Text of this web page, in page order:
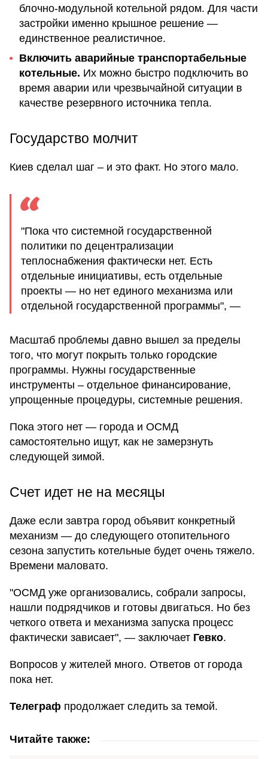
блочно-модульной котельной рядом. Для части
застройки именно крышное решение —
единственное реалистичное.
Включить аварийные транспортабельные
котельные. Их можно быстро подключить во
время аварии или чрезвычайной ситуации в
качестве резервного источника тепла.
Государство молчит
Киев сделал шаг – и это факт. Но этого мало.
"Пока что системной государственной
политики по децентрализации
теплоснабжения фактически нет. Есть
отдельные инициативы, есть отдельные
проекты — но нет единого механизма или
отдельной государственной программы", —
Масштаб проблемы давно вышел за пределы
того, что могут покрыть только городские
программы. Нужны государственные
инструменты – отдельное финансирование,
упрощенные процедуры, системные решения.
Пока этого нет — города и ОСМД
самостоятельно ищут, как не замерзнуть
следующей зимой.
Счет идет не на месяцы
Даже если завтра город объявит конкретный
механизм — до следующего отопительного
сезона запустить котельные будет очень тяжело.
Времени маловато.
"ОСМД уже организовались, собрали запросы,
нашли подрядчиков и готовы двигаться. Но без
четкого ответа и механизма запуска процесс
фактически зависает", — заключает Гевко.
Вопросов у жителей много. Ответов от города
пока нет.
Телеграф продолжает следить за темой.
Читайте также: